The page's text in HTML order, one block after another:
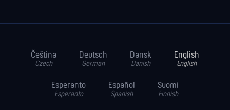
Čeština
Czech
Deutsch
German
Dansk
Danish
English
English
Esperanto
Esperanto
Español
Spanish
Suomi
Finnish